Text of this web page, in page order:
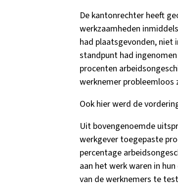
De kantonrechter heeft
werkzaamheden
had plaatsgevonden, niet
standpunt had
procenten
werknemer probleemloos
Ook hier werd de
Uit bovengenoemde
werkgever toegepaste
percentage
aan het werk waren in
van de werknemers te